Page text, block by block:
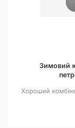
Зимовий
Хороший